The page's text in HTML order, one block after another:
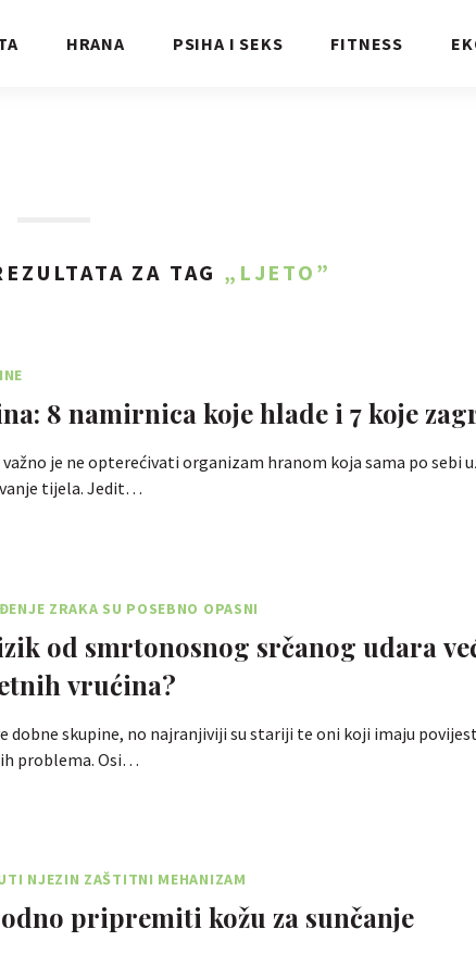
HRANA PSIHA I SEKS FITNESS
ZA TAG „LJETO”
8 namirnica koje hlade i 7 koje
je ne opterećivati organizam hranom koja sama po sebi
tijela. Jedit…
ZRAKA SU POSEBNO OPASNI
od smrtonosnog srčanog udara
vrućina?
dobne skupine, no najranjiviji su stariji te oni koji imaju povijest
problema. Osi…
NJEZIN ZAŠTITNI MEHANIZAM
pripremiti kožu za sunčanje